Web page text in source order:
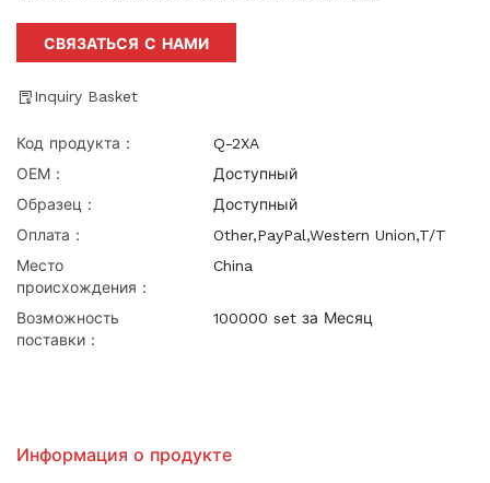
СВЯЗАТЬСЯ С НАМИ
Inquiry Basket
Код продукта：
Q-2XA
ОЕМ：
Доступный
Образец：
Доступный
Оплата：
Other,PayPal,Western Union,T/T
Место
происхождения：
China
Возможность
поставки：
100000 set за Месяц
Информация о продукте